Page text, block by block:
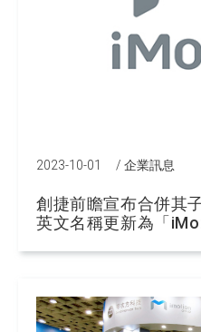
2023-10-01 / 企業訊息
創捷前瞻宣布合併其
英文名稱更新為「